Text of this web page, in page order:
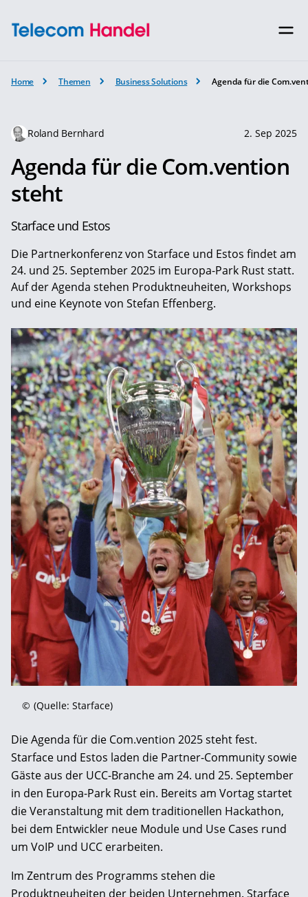
Home Themen Business Solutions Agenda für die
Roland Bernhard 2. Sep 2025
Agenda für die Com.vention
steht
Starface und Estos
Die Partnerkonferenz von Starface und Estos findet am
24. und 25. September 2025 im Europa-Park Rust statt.
Auf der Agenda stehen Produktneuheiten, Workshops
und eine Keynote von Stefan Effenberg.
© (Quelle: Starface)
Die Agenda für die Com.vention 2025 steht fest.
Starface und Estos laden die Partner-Community sowie
Gäste aus der UCC-Branche am 24. und 25. September
in den Europa-Park Rust ein. Bereits am Vortag startet
die Veranstaltung mit dem traditionellen Hackathon,
bei dem Entwickler neue Module und Use Cases rund
um VoIP und UCC erarbeiten.
Im Zentrum des Programms stehen die
Produktneuheiten der beiden Unternehmen. Starface